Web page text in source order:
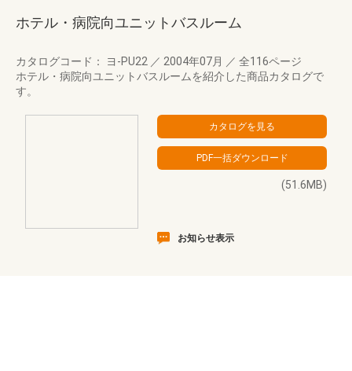
ホテル・病院向ユニットバスルーム
カタログコード： ヨ-PU22 ／ 2004年07月 ／ 全116ページ
ホテル・病院向ユニットバスルームを紹介した商品カタログで
す。
(51.6MB)
お知らせ表示